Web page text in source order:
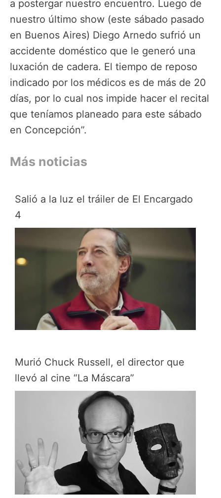
a postergar nuestro encuentro. Luego de
nuestro último show (este sábado pasado
en Buenos Aires) Diego Arnedo sufrió un
accidente doméstico que le generó una
luxación de cadera. El tiempo de reposo
indicado por los médicos es de más de 20
días, por lo cual nos impide hacer el recital
que teníamos planeado para este sábado
en Concepción”.
Más noticias
Salió a la luz el tráiler de El Encargado
4
Murió Chuck Russell, el director que
llevó al cine “La Máscara”